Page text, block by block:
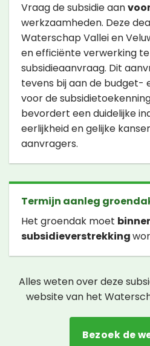
Vraag de subsidie aan
werkzaamheden. Deze
Waterschap Vallei en
en efficiënte verwerking
subsidieaanvraag. Dit
tevens bij aan de budget-
voor de
bevordert een duidelijke
eerlijkheid en gelijke
aanvragers.
Termijn aanleg
Het groendak moet
subsidieverstrekking
Alles weten over deze
website van het
Bezoek de